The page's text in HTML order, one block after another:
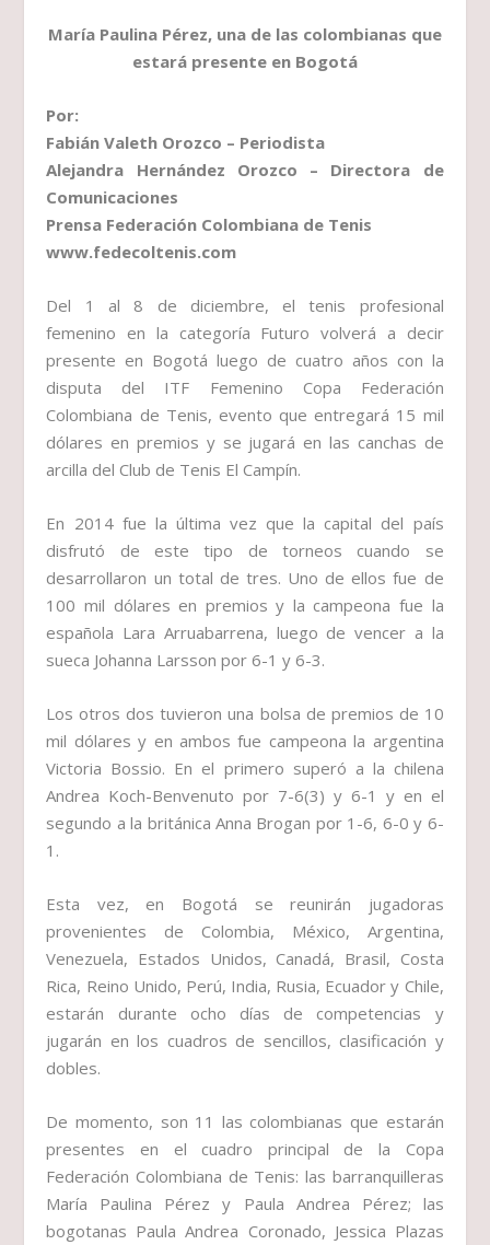
María Paulina Pérez, una de las colombianas que
estará presente en Bogotá
Por:
Fabián Valeth Orozco – Periodista
Alejandra Hernández Orozco – Directora de
Comunicaciones
Prensa Federación Colombiana de Tenis
www.fedecoltenis.com
Del 1 al 8 de diciembre, el tenis profesional
femenino en la categoría Futuro volverá a decir
presente en Bogotá luego de cuatro años con la
disputa del ITF Femenino Copa Federación
Colombiana de Tenis, evento que entregará 15 mil
dólares en premios y se jugará en las canchas de
arcilla del Club de Tenis El Campín.
En 2014 fue la última vez que la capital del país
disfrutó de este tipo de torneos cuando se
desarrollaron un total de tres. Uno de ellos fue de
100 mil dólares en premios y la campeona fue la
española Lara Arruabarrena, luego de vencer a la
sueca Johanna Larsson por 6-1 y 6-3.
Los otros dos tuvieron una bolsa de premios de 10
mil dólares y en ambos fue campeona la argentina
Victoria Bossio. En el primero superó a la chilena
Andrea Koch-Benvenuto por 7-6(3) y 6-1 y en el
segundo a la británica Anna Brogan por 1-6, 6-0 y 6-
1.
Esta vez, en Bogotá se reunirán jugadoras
provenientes de Colombia, México, Argentina,
Venezuela, Estados Unidos, Canadá, Brasil, Costa
Rica, Reino Unido, Perú, India, Rusia, Ecuador y Chile,
estarán durante ocho días de competencias y
jugarán en los cuadros de sencillos, clasificación y
dobles.
De momento, son 11 las colombianas que estarán
presentes en el cuadro principal de la Copa
Federación Colombiana de Tenis: las barranquilleras
María Paulina Pérez y Paula Andrea Pérez; las
bogotanas Paula Andrea Coronado, Jessica Plazas